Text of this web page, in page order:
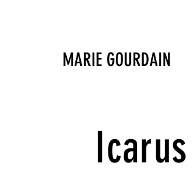
MARIE GOURDAIN
Icarus